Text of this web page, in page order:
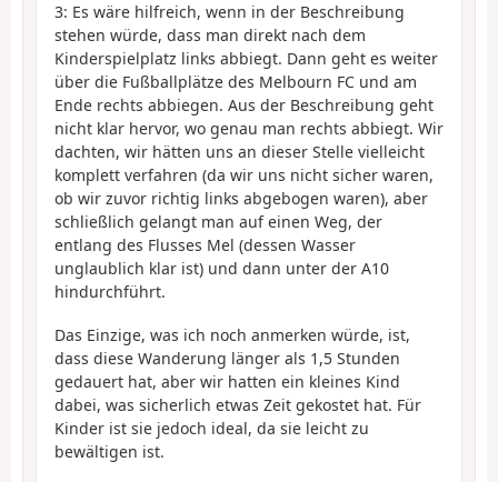
3: Es wäre hilfreich, wenn in der Beschreibung
stehen würde, dass man direkt nach dem
Kinderspielplatz links abbiegt. Dann geht es weiter
über die Fußballplätze des Melbourn FC und am
Ende rechts abbiegen. Aus der Beschreibung geht
nicht klar hervor, wo genau man rechts abbiegt. Wir
dachten, wir hätten uns an dieser Stelle vielleicht
komplett verfahren (da wir uns nicht sicher waren,
ob wir zuvor richtig links abgebogen waren), aber
schließlich gelangt man auf einen Weg, der
entlang des Flusses Mel (dessen Wasser
unglaublich klar ist) und dann unter der A10
hindurchführt.
Das Einzige, was ich noch anmerken würde, ist,
dass diese Wanderung länger als 1,5 Stunden
gedauert hat, aber wir hatten ein kleines Kind
dabei, was sicherlich etwas Zeit gekostet hat. Für
Kinder ist sie jedoch ideal, da sie leicht zu
bewältigen ist.